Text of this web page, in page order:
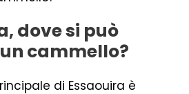
dove si può
cammello?
di Essaouira è